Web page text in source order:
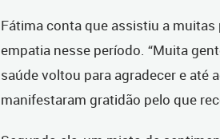
Fátima conta que assistiu a
empatia nesse período. “Muita
saúde voltou para agradecer e até
manifestaram gratidão pelo que